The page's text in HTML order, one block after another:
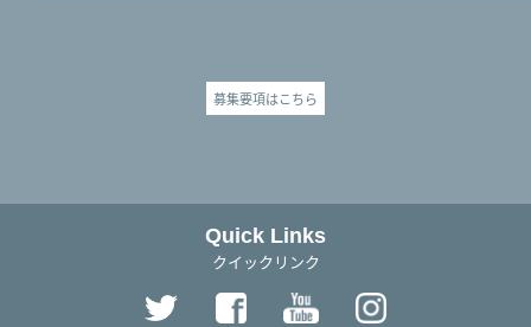
募集要項はこちら
Quick Links
クイックリンク